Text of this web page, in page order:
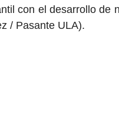
con el desarrollo de
/ Pasante ULA).